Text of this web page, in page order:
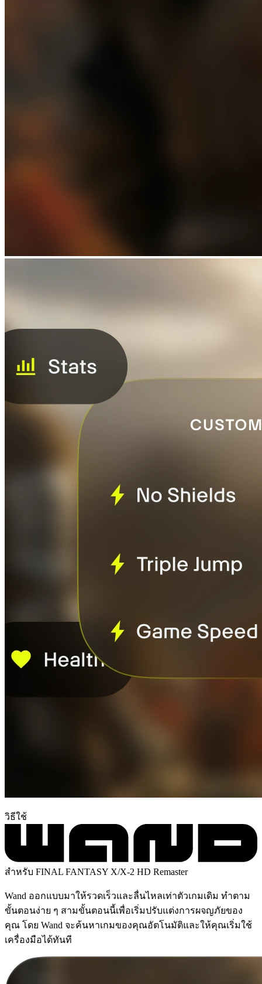
วิธีใช้
สำหรับ FINAL FANTASY X/X-2 HD Remaster
Wand ออกแบบมาให้รวดเร็วและลื่นไหลเท่าตัวเกมเดิม ทำตาม
ขั้นตอนง่าย ๆ สามขั้นตอนนี้เพื่อเริ่มปรับแต่งการผจญภัยของ
คุณ โดย Wand จะค้นหาเกมของคุณอัตโนมัติและให้คุณเริ่มใช้
เครื่องมือได้ทันที